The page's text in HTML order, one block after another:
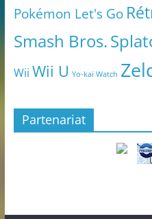
Pokémon Let's Go
Smash Bros.
Wii Wii U Yo-kai Watch
Partenariat